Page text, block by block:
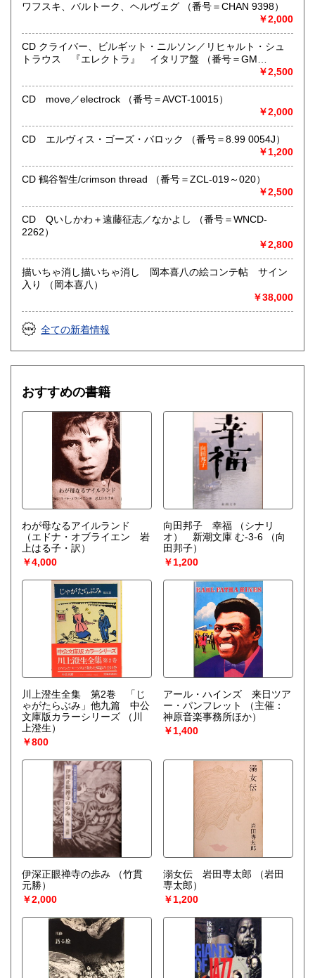
●一部の商品は店頭販売の為、品切れになる場合が有りま
●当店は古書以外にも様々な商品を取り扱っています。下記
『Webサイト』をぜひご覧下さい。
最寄駅：三軒茶屋駅北出口Aから下北沢方面へ6分 ゴリラビ
ルの向かい 小田急バス太子堂停留所前
営業時間：平日=10:00〜19:00 日曜・祭日=12:00～18:00
定休日：火曜日
店頭買取り、出張買取りを承っております。
お気軽にご相談下さい。
取り扱い分野
一般（その他）
アナログ・レコードやCDなどの音楽・音声・映像メディア
ワフスキ、バルトーク、ヘルヴェグ （番号＝CHAN 9398）
￥2,000
CD クライバー、ビルギット・ニルソン／リヒャルト・シュ
トラウス 『エレクトラ』 イタリア盤 （番号＝GM
￥2,500
CD move／electrock （番号＝AVCT-10015）
￥2,000
CD エルヴィス・ゴーズ・バロック （番号＝8.99 0054J）
￥1,200
CD 鶴谷智生/crimson thread （番号＝ZCL-019～020）
￥2,500
CD Qいしかわ＋遠藤征志／なかよし （番号＝WNCD-
2262）
￥2,800
描いちゃ消し描いちゃ消し 岡本喜八の絵コンテ帖 サイン
入り （岡本喜八）
￥38,000
全ての新着情報
おすすめの書籍
わが母なるアイルランド
（エドナ・オブライエン 岩
上はる子・訳）
￥4,000
向田邦子 幸福 （シナリ
オ） 新潮文庫 む-3-6
（向
田邦子）
￥1,200
川上澄生全集 第2巻 「じ
ゃがたらぶみ」他九篇 中公
文庫版カラーシリーズ
（川
上澄生）
￥800
アール・ハインズ 来日ツア
ー・パンフレット
（主催：
神原音楽事務所ほか）
￥1,400
伊深正眼禅寺の歩み
（竹貫
元勝）
￥2,000
溺女伝 岩田専太郎
（岩田
専太郎）
￥1,200